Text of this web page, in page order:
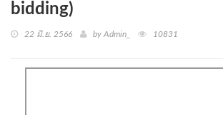
bidding)
22 มิ.ย. 2566 by Admin_ 10831